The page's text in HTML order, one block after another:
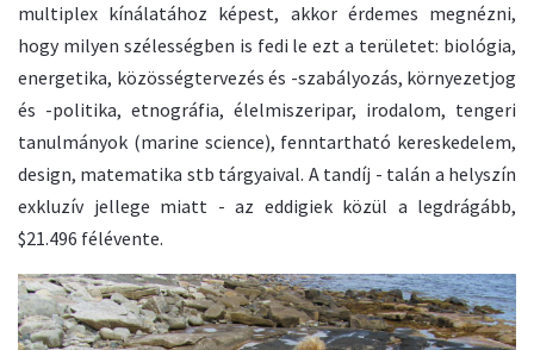
multiplex kínálatához képest, akkor érdemes megnézni,
hogy milyen szélességben is fedi le ezt a területet: biológia,
energetika, közösségtervezés és -szabályozás, környezetjog
és -politika, etnográfia, élelmiszeripar, irodalom, tengeri
tanulmányok (marine science), fenntartható kereskedelem,
design, matematika stb tárgyaival. A tandíj - talán a helyszín
exkluzív jellege miatt - az eddigiek közül a legdrágább,
$21.496 félévente.